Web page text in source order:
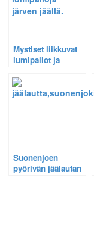
Mystiset liikkuvat
lumipallot ja
kuuluisa pyörivä
jäälautta.
Suonenjoen
pyörivän jäälautan